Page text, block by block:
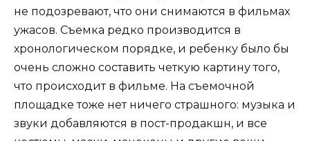
не подозревают, что они снимаются в фильмах
ужасов. Съемка редко производится в
хронологическом порядке, и ребенку было бы
очень сложно составить четкую картину того,
что происходит в фильме. На съемочной
площадке тоже нет ничего страшного: музыка и
звуки добавляются в пост-продакшн, и все